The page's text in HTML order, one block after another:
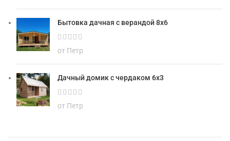
Бытовка дачная с верандой 8х6
от Петр
Дачный домик с чердаком 6х3
от Петр